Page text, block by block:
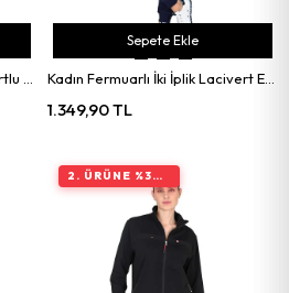
1.349,90 TL
Sepete Ekle
2. ÜRÜNE %30 İNDIRIM